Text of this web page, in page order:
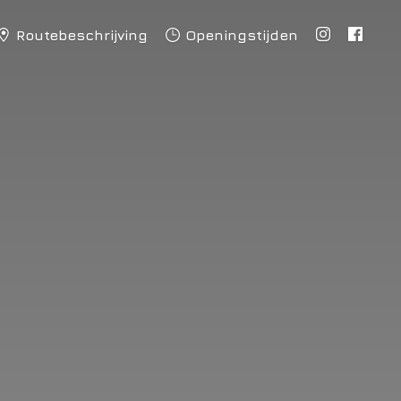
Routebeschrijving Openingstijden